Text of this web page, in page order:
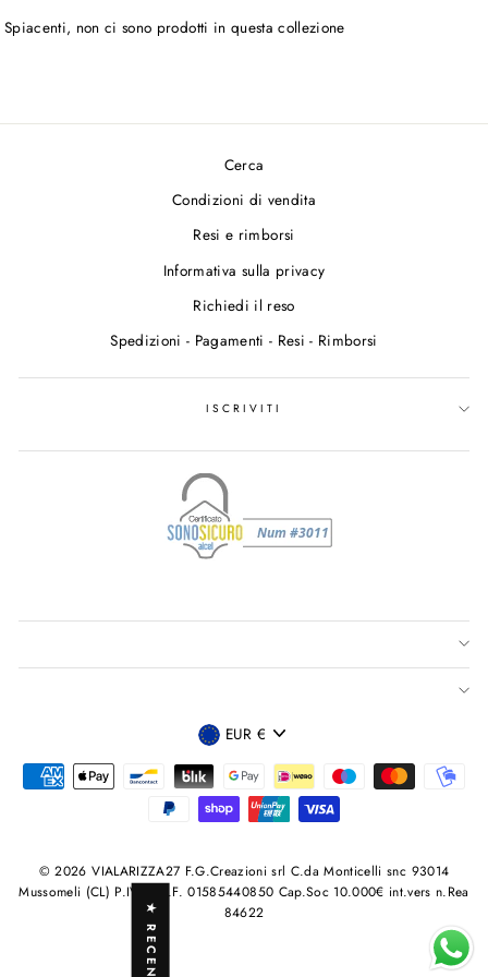
Spiacenti, non ci sono prodotti in questa collezione
Cerca
Condizioni di vendita
Resi e rimborsi
Informativa sulla privacy
Richiedi il reso
Spedizioni - Pagamenti - Resi - Rimborsi
ISCRIVITI
VALUTA
EUR €
© 2026 VIALARIZZA27 F.G.Creazioni srl C.da Monticelli snc 93014
Mussomeli (CL) P.IVA /C.F. 01585440850 Cap.Soc 10.000€ int.vers n.Rea
84622